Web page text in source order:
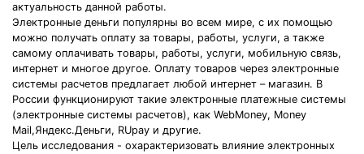
актуальность данной работы.
Электронные деньги популярны во всем мире, с их помощью
можно получать оплату за товары, работы, услуги, а также
самому оплачивать товары, работы, услуги, мобильную связь,
интернет и многое другое. Оплату товаров через электронные
системы расчетов предлагает любой интернет – магазин. В
России функционируют такие электронные платежные системы
(электронные системы расчетов), как WebMoney, Money
Mail,Яндекс.Деньги, RUpay и другие.
Цель исследования - охарактеризовать влияние электронных